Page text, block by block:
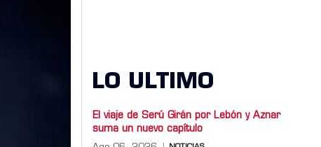
LO ULTIMO
El viaje de Serú Girán por Lebón y Aznar
suma un nuevo capítulo